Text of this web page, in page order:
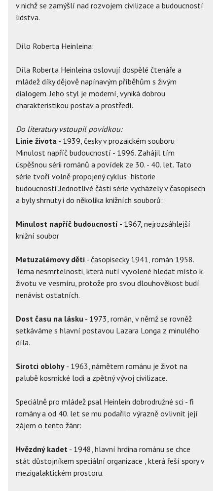
v nichž se zamýšlí nad rozvojem civilizace a budoucností
lidstva.
Dílo Roberta Heinleina:
Díla Roberta Heinleina oslovují dospělé čtenáře a
mládež díky dějově napínavým příběhům s živým
dialogem. Jeho styl je moderní, vyniká dobrou
charakteristikou postav a prostředí.
Do literatury vstoupil povídkou:
Linie života - 1939, česky v prozaickém souboru
Minulost napříč budoucností - 1996. Zahájil tím
úspěšnou sérii románů a povídek ze 30. - 40. let. Tato
série tvoří volně propojený cyklus "historie
budoucnosti".Jednotlivé části série vycházely v časopisech
a byly shrnuty i do několika knižních souborů:
Minulost napříč budoucností - 1967, nejrozsáhlejší
knižní soubor
Metuzalémovy děti - časopisecky 1941, román 1958.
Téma nesmrtelnosti, která nutí vyvolené hledat místo k
životu ve vesmíru, protože pro svou dlouhověkost budí
nenávist ostatních.
Dost času na lásku - 1973, román, v němž se rovněž
setkáváme s hlavní postavou Lazara Longa z minulého
díla.
Sirotci oblohy - 1963, námětem románu je život na
palubě kosmické lodi a zpětný vývoj civilizace.
Speciálně pro mládež psal Heinlein dobrodružné sci - fi
romány a od 40. let se mu podařilo výrazně ovlivnit její
zájem o tento žánr:
Hvězdný kadet - 1948, hlavní hrdina románu se chce
stát důstojníkem speciální organizace , která řeší spory v
mezigalaktickém prostoru.